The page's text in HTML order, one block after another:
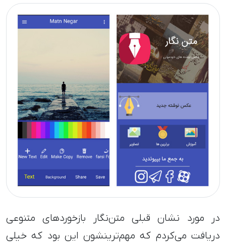
در مورد نشان قبلی متن‌نگار بازخوردهای متنوعی
دریافت می‌کردم که مهم‌ترینشون این بود که خیلی